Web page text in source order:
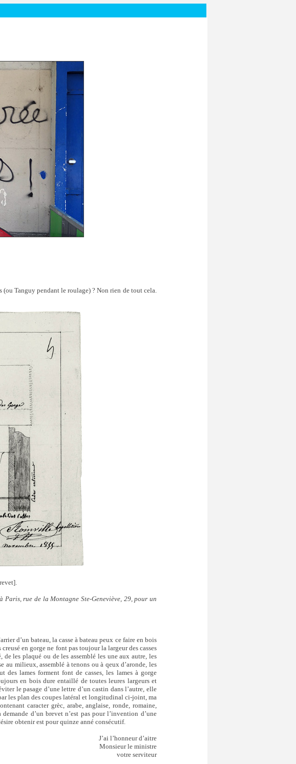
(ou Tanguy pendant le roulage) ? Non rien de tout cela.
Paris, rue de la Montagne Ste-Geneviève, 29, pour un
d’un bateau, la casse à bateau peux ce faire en bois
en gorge ne font pas toujour la largeur des casses
les plaqué ou de les assemblé les une aux autre, les
au milieux, assemblé à tenons ou à qeux d’aronde, les
lames forment font de casses, les lames à gorge
en bois dure entaillé de toutes leures largeurs et
le pasage d’une lettre d’un castin dans l’autre, elle
les plan des coupes latéral et longitudinal ci-joint, ma
caracter grèc, arabe, anglaise, ronde, romaine,
d’un brevet n’est pas pour l’invention d’une
obtenir est pour quinze anné consécutif.
J’ai l’honneur d’aitre
Monsieur le ministre
votre serviteur